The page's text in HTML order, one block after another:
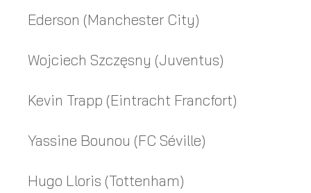
Ederson (Manchester City)
Wojciech Szczęsny (Juventus)
Kevin Trapp (Eintracht Francfort)
Yassine Bounou (FC Séville)
Hugo Lloris (Tottenham)